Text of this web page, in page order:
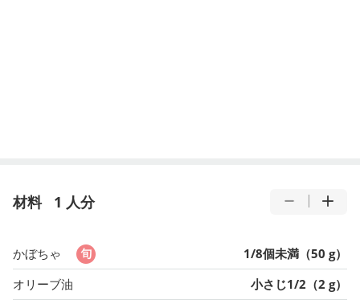
材料 1 人分
かぼちゃ
1/8個未満（50 g）
オリーブ油
小さじ1/2（2 g）